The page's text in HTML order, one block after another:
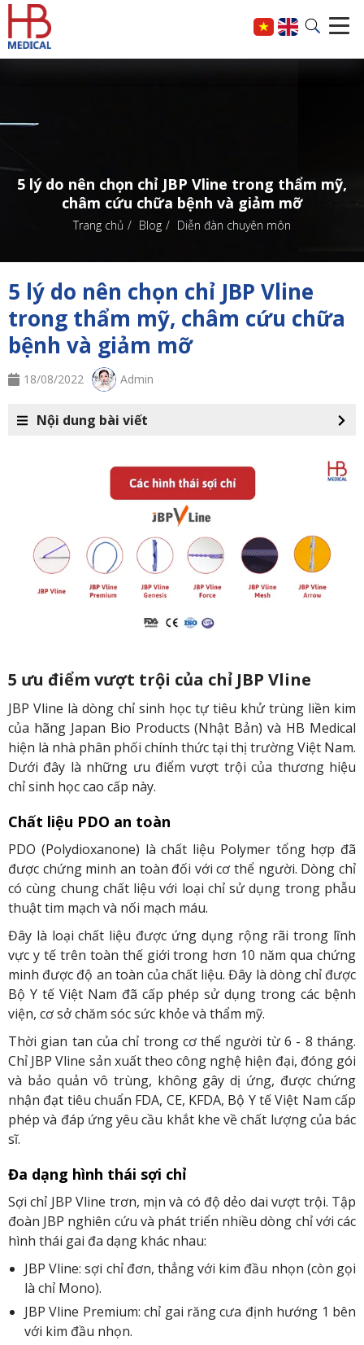
5 lý do nên chọn chỉ JBP Vline trong thẩm mỹ,
châm cứu chữa bệnh và giảm mỡ
Trang chủ Blog Diễn đàn chuyên môn
5 lý do nên chọn chỉ JBP Vline
trong thẩm mỹ, châm cứu chữa
bệnh và giảm mỡ
18/08/2022 Admin
Nội dung bài viết
5 ưu điểm vượt trội của chỉ JBP Vline
JBP Vline là dòng chỉ sinh học tự tiêu khử trùng liền kim
của hãng Japan Bio Products (Nhật Bản) và HB Medical
hiện là nhà phân phối chính thức tại thị trường Việt Nam.
Dưới đây là những ưu điểm vượt trội của thương hiệu
chỉ sinh học cao cấp này.
Chất liệu PDO an toàn
PDO (Polydioxanone) là chất liệu Polymer tổng hợp đã
được chứng minh an toàn đối với cơ thể người. Dòng chỉ
có cùng chung chất liệu với loại chỉ sử dụng trong phẫu
thuật tim mạch và nối mạch máu.
Đây là loại chất liệu được ứng dụng rộng rãi trong lĩnh
vực y tế trên toàn thế giới trong hơn 10 năm qua chứng
minh được độ an toàn của chất liệu. Đây là dòng chỉ được
Bộ Y tế Việt Nam đã cấp phép sử dụng trong các bệnh
viện, cơ sở chăm sóc sức khỏe và thẩm mỹ.
Thời gian tan của chỉ trong cơ thể người từ 6 - 8 tháng.
Chỉ JBP Vline sản xuất theo công nghệ hiện đại, đóng gói
và bảo quản vô trùng, không gây dị ứng, được chứng
nhận đạt tiêu chuẩn FDA, CE, KFDA, Bộ Y tế Việt Nam cấp
phép và đáp ứng yêu cầu khắt khe về chất lượng của bác
sĩ.
Đa dạng hình thái sợi chỉ
Sợi chỉ JBP Vline trơn, mịn và có độ dẻo dai vượt trội. Tập
đoàn JBP nghiên cứu và phát triển nhiều dòng chỉ với các
hình thái gai đa dạng khác nhau:
JBP Vline: sợi chỉ đơn, thẳng với kim đầu nhọn (còn gọi
là chỉ Mono).
JBP Vline Premium: chỉ gai răng cưa định hướng 1 bên
với kim đầu nhọn.